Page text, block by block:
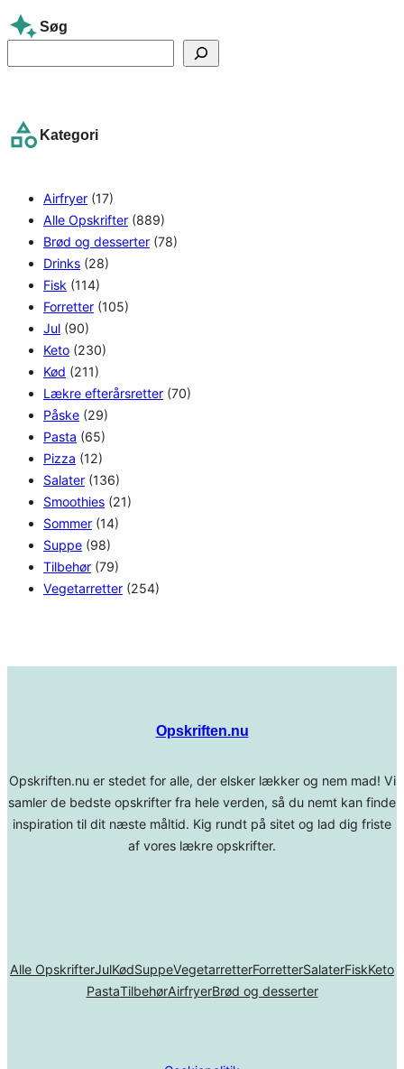
Søg
e
c
Kategori
Airfryer (17)
Alle Opskrifter (889)
Brød og desserter (78)
Drinks (28)
Fisk (114)
Forretter (105)
Jul (90)
Keto (230)
Kød (211)
Lækre efterårsretter (70)
Påske (29)
Pasta (65)
Pizza (12)
Salater (136)
Smoothies (21)
Sommer (14)
Suppe (98)
Tilbehør (79)
Vegetarretter (254)
Opskriften.nu
Opskriften.nu er stedet for alle, der elsker lækker og nem mad! Vi
samler de bedste opskrifter fra hele verden, så du nemt kan finde
inspiration til dit næste måltid. Kig rundt på sitet og lad dig friste
af vores lækre opskrifter.
Alle OpskrifterJulKødSuppeVegetarretterForretterSalaterFiskKeto
PastaTilbehørAirfryerBrød og desserter